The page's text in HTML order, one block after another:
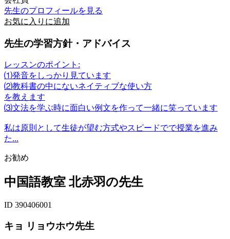
先生のプロフィールを見る
お気に入りに追加
先生の学習方針・アドバイス
レッスンのポイント:
⑴発音をしっかり見ています
⑵教科書の中にないネイティブな使い方
を教えます
⑶文法を学ぶ時に面白い例文を作って一緒に笑っています
私は原則として生徒が望む方式やスピードでで授業を進み
た...
お勧め
中国語教室 北赤羽の先生
ID 390406001
キョ リョウホウ先生